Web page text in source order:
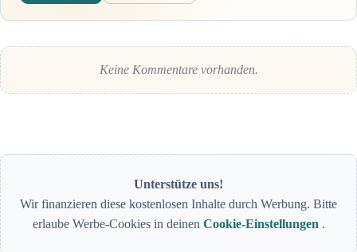
Keine Kommentare vorhanden.
Unterstütze uns!
Wir finanzieren diese kostenlosen Inhalte durch Werbung. Bitte
erlaube Werbe-Cookies in deinen Cookie-Einstellungen .